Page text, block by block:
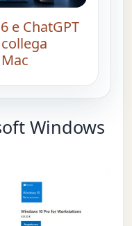
e ChatGPT
Windows